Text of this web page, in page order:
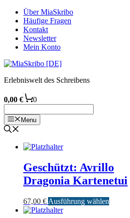
Zum
Inhalt
springen
Über MiaSkribo
Häufige Fragen
Kontakt
Newsletter
Mein Konto
Erlebniswelt des Schreibens
0,00 € 0
Menu
Geschützt: Avrillo
Dragonia Kartenetui
67,00 € Ausführung wählen